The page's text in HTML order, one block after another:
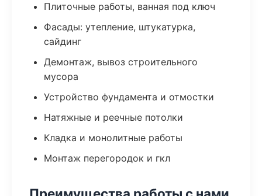
Плиточные работы, ванная под ключ
Фасады: утепление, штукатурка,
сайдинг
Демонтаж, вывоз строительного
мусора
Устройство фундамента и отмостки
Натяжные и реечные потолки
Кладка и монолитные работы
Монтаж перегородок и гкл